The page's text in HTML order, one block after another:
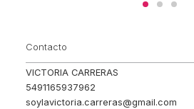
Contacto
VICTORIA CARRERAS
5491165937962
soylavictoria.carreras@gmail.com